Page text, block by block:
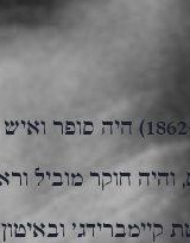
מונטגיו רודס ג'יימס
חוקר מוביל
קיימברידג'